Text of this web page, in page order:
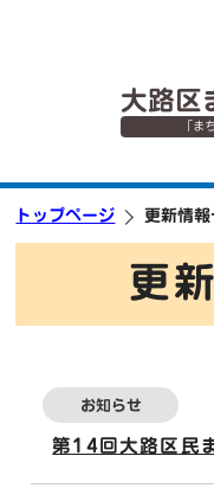
大路区
「ま
トップページ 更新情報
更
お知らせ
第14回大路区民